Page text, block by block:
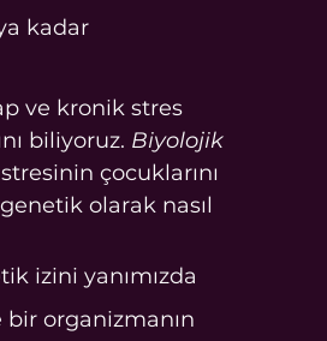
kadar
ve kronik stres
biliyoruz. Biyolojik
çocuklarını
olarak nasıl
izini yanımızda
organizmanın